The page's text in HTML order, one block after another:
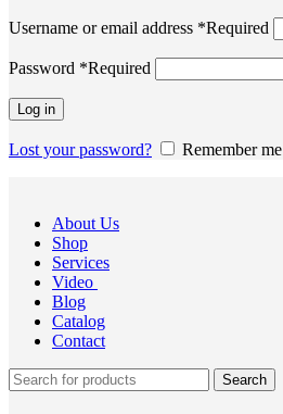
Username or email address *Required
Password *Required
Log in
Lost your password? Remember me
About Us
Shop
Services
Video
Blog
Catalog
Contact
Search